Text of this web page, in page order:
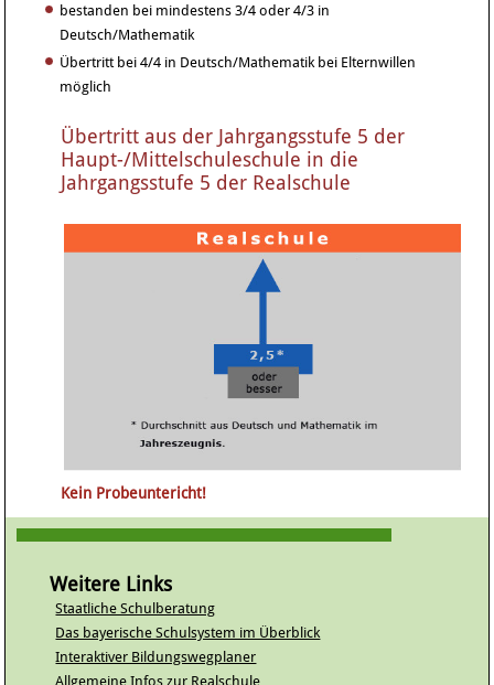
bestanden bei mindestens 3/4 oder 4/3 in
Deutsch/Mathematik
Übertritt bei 4/4 in Deutsch/Mathematik bei Elternwillen
möglich
Übertritt aus der Jahrgangsstufe 5 der
Haupt-/Mittelschuleschule in die
Jahrgangsstufe 5 der Realschule
Kein Probeuntericht!
Weitere Links
Staatliche Schulberatung
Das bayerische Schulsystem im Überblick
Interaktiver Bildungswegplaner
Allgemeine Infos zur Realschule